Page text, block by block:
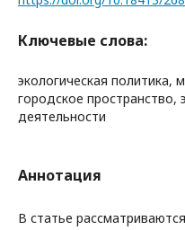
Ключевые слова:
экологическая политика,
городское пространство,
деятельности
Аннотация
В статье